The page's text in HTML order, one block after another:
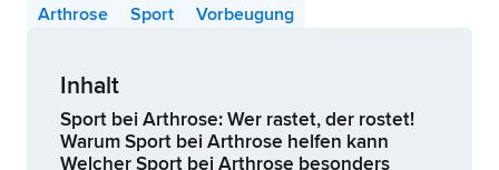
Arthrose Sport Vorbeugung
Inhalt
Sport bei Arthrose: Wer rastet, der rostet!
Warum Sport bei Arthrose helfen kann
Welcher Sport bei Arthrose besonders